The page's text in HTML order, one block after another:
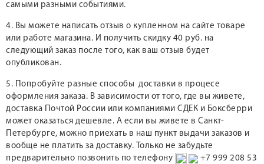
самыми разными событиями.
4. Вы можете написать отзыв о купленном на сайте товаре
или работе магазина. И получить скидку 40 руб. на
следующий заказ после того, как ваш отзыв будет
опубликован.
5. Попробуйте разные способы доставки в процесе
оформления заказа. В зависимости от того, где вы живете,
доставка Почтой России или компаниями СДЕК и Боксберри
может оказаться дешевле. А если вы живете в Санкт-
Петербурге, можно приехать в наш пункт выдачи заказов и
вообще не платить за доставку. Только не забудьте
предварительно позвонить по телефону
+7 999 208 53